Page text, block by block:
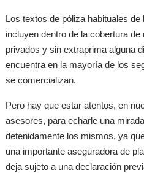
Los textos de póliza habituales
incluyen dentro de la cobertura
privados y sin extraprima alguna
encuentra en la mayoría de los
se comercializan.
Pero hay que estar atentos, en
asesores, para echarle una
detenidamente los mismos, ya
una importante aseguradora de
deja sujeto a una declaración